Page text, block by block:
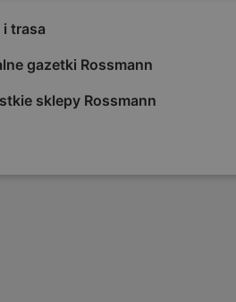
i trasa
gazetki Rossmann
sklepy Rossmann